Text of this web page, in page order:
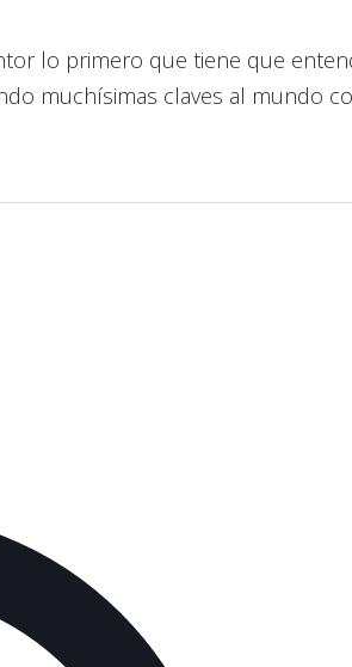
lo primero que tiene que
muchísimas claves al mundo